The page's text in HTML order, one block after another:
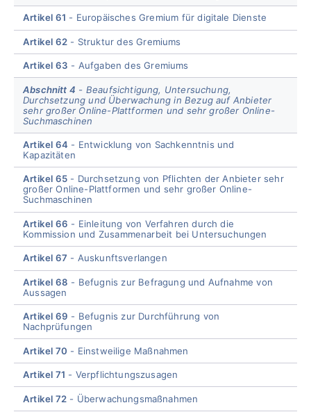
Artikel 61 Europäisches Gremium für digitale Dienste
Artikel 62 Struktur des Gremiums
Artikel 63 Aufgaben des Gremiums
Abschnitt 4
Beaufsichtigung, Untersuchung,
Durchsetzung und Überwachung in Bezug auf Anbieter
sehr großer Online-Plattformen und sehr großer Online-
Suchmaschinen
Artikel 64
Entwicklung von Sachkenntnis und
Kapazitäten
Artikel 65
Durchsetzung von Pflichten der Anbieter sehr
großer Online-Plattformen und sehr großer Online-
Suchmaschinen
Artikel 66
Einleitung von Verfahren durch die
Kommission und Zusammenarbeit bei Untersuchungen
Artikel 67 Auskunftsverlangen
Artikel 68
Befugnis zur Befragung und Aufnahme von
Aussagen
Artikel 69
Befugnis zur Durchführung von
Nachprüfungen
Artikel 70 Einstweilige Maßnahmen
Artikel 71 Verpflichtungszusagen
Artikel 72 Überwachungsmaßnahmen